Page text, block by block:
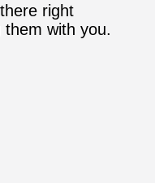
right
them with you.